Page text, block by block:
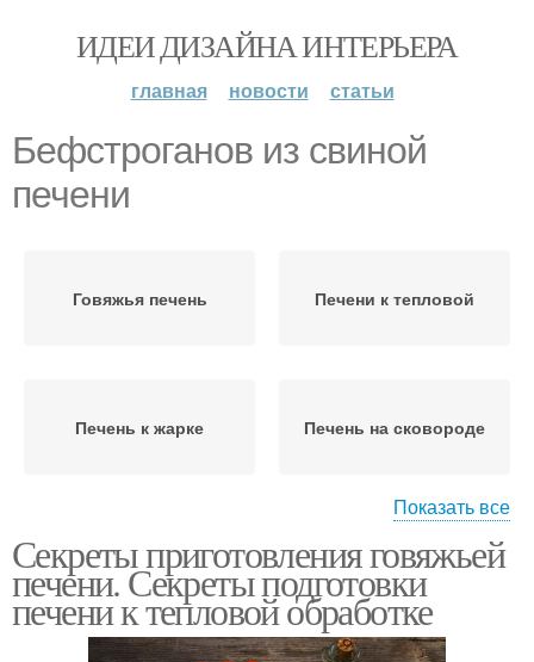
ИДЕИ ДИЗАЙНА ИНТЕРЬЕРА
главная новости статьи
Бефстроганов из свиной
печени
Говяжья печень Печени к тепловой
Печень к жарке Печень на сковороде
Печень в сметане
печени
Показать все
Секреты приготовления говяжьей
печени. Секреты подготовки
печени к тепловой обработке